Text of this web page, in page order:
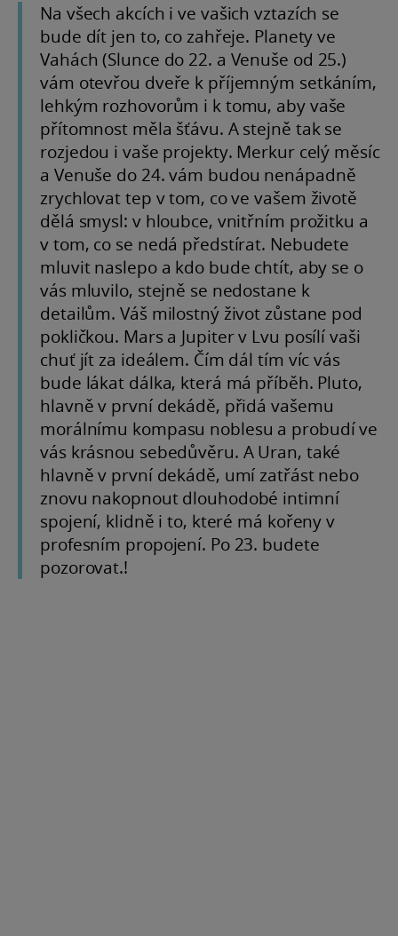
Na všech akcích i ve vašich vztazích se
bude dít jen to, co zahřeje. Planety ve
Vahách (Slunce do 22. a Venuše od 25.)
vám otevřou dveře k příjemným setkáním,
lehkým rozhovorům i k tomu, aby vaše
přítomnost měla šťávu. A stejně tak se
rozjedou i vaše projekty. Merkur celý měsíc
a Venuše do 24. vám budou nenápadně
zrychlovat tep v tom, co ve vašem životě
dělá smysl: v hloubce, vnitřním prožitku a
v tom, co se nedá předstírat. Nebudete
mluvit naslepo a kdo bude chtít, aby se o
vás mluvilo, stejně se nedostane k
detailům. Váš milostný život zůstane pod
pokličkou. Mars a Jupiter v Lvu posílí vaši
chuť jít za ideálem. Čím dál tím víc vás
bude lákat dálka, která má příběh. Pluto,
hlavně v první dekádě, přidá vašemu
morálnímu kompasu noblesu a probudí ve
vás krásnou sebedůvěru. A Uran, také
hlavně v první dekádě, umí zatřást nebo
znovu nakopnout dlouhodobé intimní
spojení, klidně i to, které má kořeny v
profesním propojení. Po 23. budete
pozorovat.!